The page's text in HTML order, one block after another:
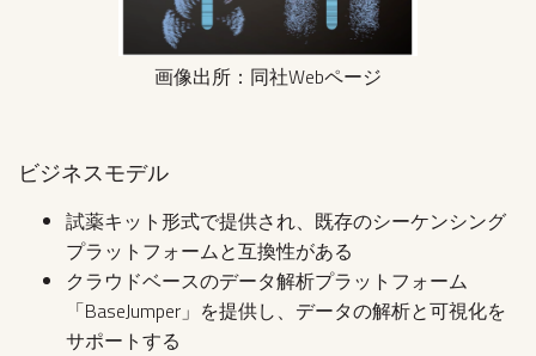
画像出所：同社Webページ
ビジネスモデル
試薬キット形式で提供され、既存のシーケンシング
プラットフォームと互換性がある
クラウドベースのデータ解析プラットフォーム
「BaseJumper」を提供し、データの解析と可視化を
サポートする